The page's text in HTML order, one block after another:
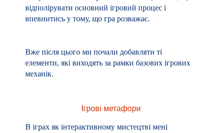
відполірувати основний ігровий процес і
впевнитись у тому, що гра розважає.
Вже після цього ми почали добавляти ті
елементи, які виходять за рамки базових ігрових
механік.
Ігрові метафори
В іграх як інтерактивному мистецтві мені